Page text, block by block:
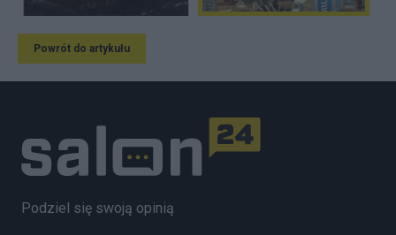
Powrót do artykułu
Podziel się swoją opinią